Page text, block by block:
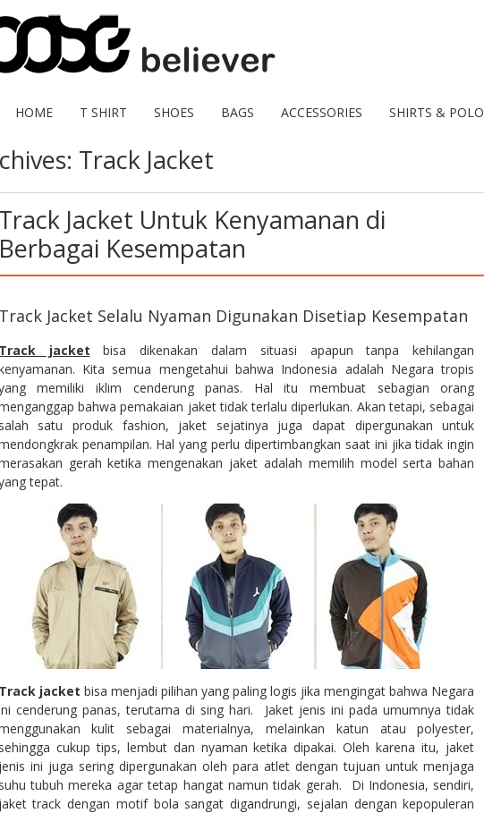
HOME T SHIRT SHOES BAGS ACCESSORIES SHIRTS & POLO
Track Jacket
Track Jacket Untuk Kenyamanan di
Berbagai Kesempatan
Track Jacket Selalu Nyaman Digunakan Disetiap Kesempatan
Track jacket bisa dikenakan dalam situasi apapun tanpa kehilangan
Kita semua mengetahui bahwa Indonesia adalah Negara tropis
memiliki iklim cenderung panas. Hal itu membuat sebagian orang
bahwa pemakaian jaket tidak terlalu diperlukan. Akan tetapi, sebagai
salah satu produk fashion, jaket sejatinya juga dapat dipergunakan untuk
penampilan. Hal yang perlu dipertimbangkan saat ini jika tidak ingin
gerah ketika mengenakan jaket adalah memilih model serta bahan
tepat.
Track jacket bisa menjadi pilihan yang paling logis jika mengingat bahwa Negara
cenderung panas, terutama di sing hari. Jaket jenis ini pada umumnya tidak
kulit sebagai materialnya, melainkan katun atau polyester,
sehingga cukup tips, lembut dan nyaman ketika dipakai. Oleh karena itu, jaket
jenis ini juga sering dipergunakan oleh para atlet dengan tujuan untuk menjaga
suhu tubuh mereka agar tetap hangat namun tidak gerah. Di Indonesia, sendiri,
jaket track dengan motif bola sangat digandrungi, sejalan dengan kepopuleran